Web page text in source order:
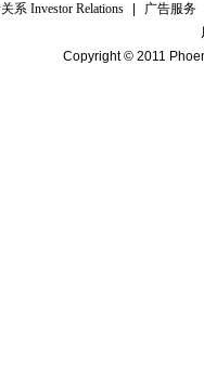
系 Investor Relations
广告服务
Copyright © 2011